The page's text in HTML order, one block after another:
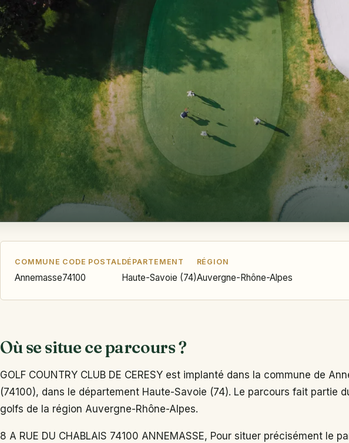
COMMUNE
Annemasse
CODE POSTAL
74100
DÉPARTEMENT
Haute-Savoie (74)
RÉGION
Auvergne-Rhône-Alpes
Où se situe ce parcours ?
GOLF COUNTRY CLUB DE CERESY est implanté dans la commune de
(74100), dans le département Haute-Savoie (74). Le parcours fait partie
golfs de la région Auvergne-Rhône-Alpes.
8 A RUE DU CHABLAIS 74100 ANNEMASSE, Pour situer précisément le